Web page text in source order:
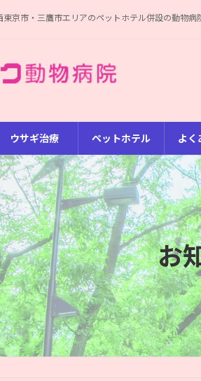
京市・三鷹市エリアのペットホテル併設の動物
ウサギ治療 ペットホテル よく
お